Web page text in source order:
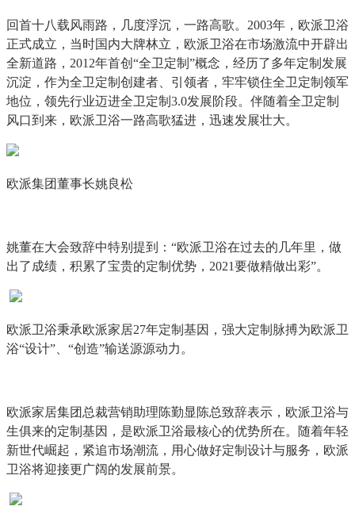
回首十八载风雨路，几度浮沉，一路高歌。2003年，欧派卫浴
正式成立，当时国内大牌林立，欧派卫浴在市场激流中开辟出
全新道路，2012年首创“全卫定制”概念，经历了多年定制发展
沉淀，作为全卫定制创建者、引领者，牢牢锁住全卫定制领军
地位，领先行业迈进全卫定制3.0发展阶段。伴随着全卫定制
风口到来，欧派卫浴一路高歌猛进，迅速发展壮大。
欧派集团董事长姚良松
姚董在大会致辞中特别提到：“欧派卫浴在过去的几年里，做
出了成绩，积累了宝贵的定制优势，2021要做精做出彩”。
欧派卫浴秉承欧派家居27年定制基因，强大定制脉搏为欧派卫
浴“设计”、“创造”输送源源动力。
欧派家居集团总裁营销助理陈勤显陈总致辞表示，欧派卫浴与
生俱来的定制基因，是欧派卫浴最核心的优势所在。随着年轻
新世代崛起，紧追市场潮流，用心做好定制设计与服务，欧派
卫浴将迎接更广阔的发展前景。